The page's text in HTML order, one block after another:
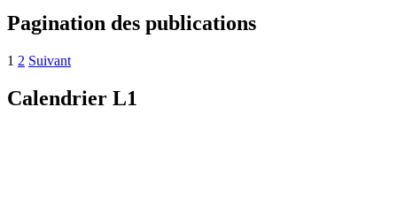
Pagination des publications
1 2 Suivant
Calendrier L1